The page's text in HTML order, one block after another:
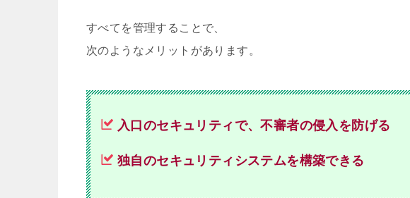
すべてを管理することで、
次のようなメリットがあります。
入口のセキュリティで、不審者の侵入を防げる
独自のセキュリティシステムを構築できる